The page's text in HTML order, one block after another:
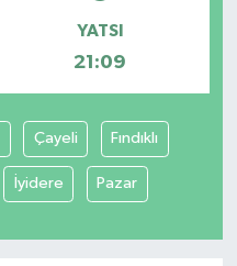
YATSI
21:09
Çayeli Fındıklı
İyidere Pazar